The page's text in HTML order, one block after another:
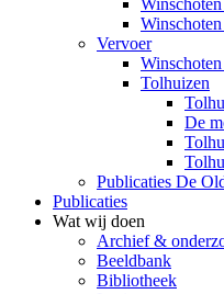
Vervoer
Tolhuizen
De
Publicaties De
Publicaties
Wat wij doen
Archief &
Beeldbank
Bibliotheek